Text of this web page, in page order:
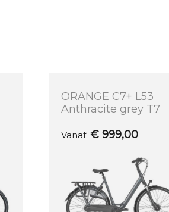
ORANGE C7+ L53
Anthracite grey T7
Vanaf € 999,00